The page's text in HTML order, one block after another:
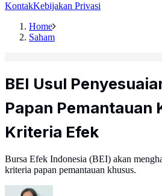
KontakKebijakan Privasi
Home
Saham
BEI Usul
Papan Pemantauan
Kriteria Efek
Bursa Efek Indonesia (BEI) akan
kriteria papan pemantauan khusus.